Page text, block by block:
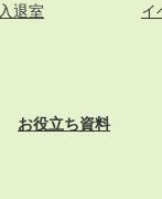
入退室 イ
お役立ち資料